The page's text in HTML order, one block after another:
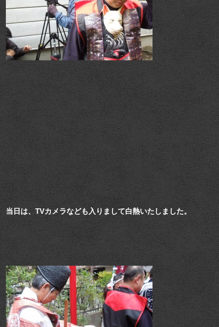
当日は、TVカメラなども入りまして白熱いたしました。